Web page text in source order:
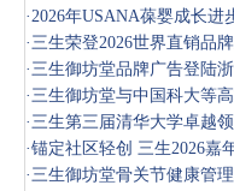
·2026年USANA葆婴成长进
·三生荣登2026世界直销品
·三生御坊堂品牌广告登陆
·三生御坊堂与中国科大等
满落幕
·三生第三届清华大学卓越
·锚定社区轻创 三生2026嘉
·三生御坊堂骨关节健康管